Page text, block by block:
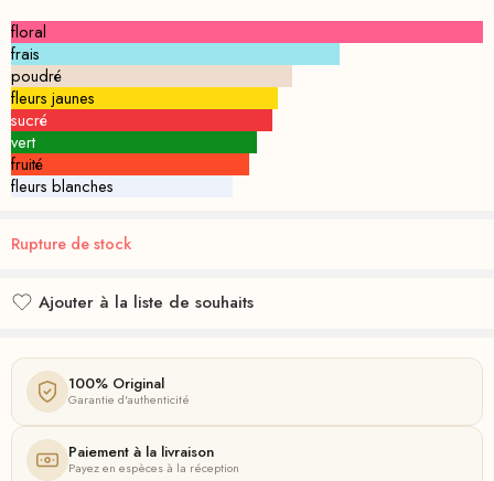
floral
frais
poudré
fleurs jaunes
sucré
vert
fruité
fleurs blanches
Rupture de stock
Ajouter à la liste de souhaits
100% Original
Garantie d'authenticité
Paiement à la livraison
Payez en espèces à la réception